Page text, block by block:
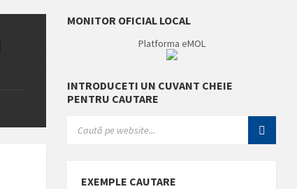
MONITOR OFICIAL LOCAL
Platforma eMOL
INTRODUCETI UN CUVANT CHEIE
PENTRU CAUTARE
EXEMPLE CAUTARE